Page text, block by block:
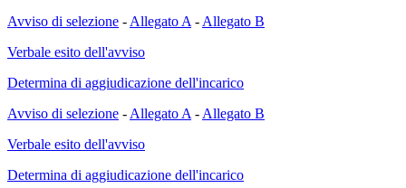
Avviso di selezione - Allegato A - Allegato B
Verbale esito dell'avviso
Determina di aggiudicazione dell'incarico
Avviso di selezione - Allegato A - Allegato B
Verbale esito dell'avviso
Determina di aggiudicazione dell'incarico